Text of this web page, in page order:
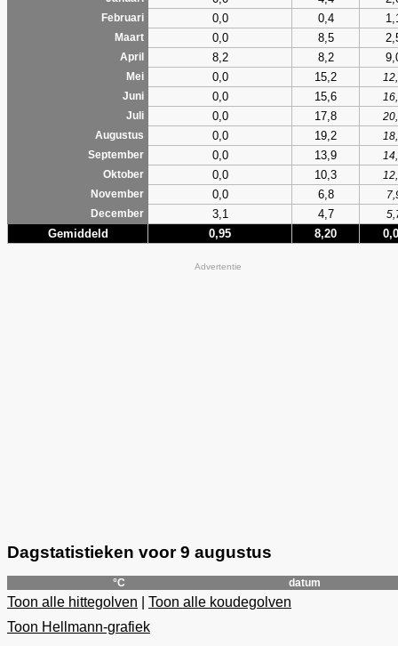
Februari 0,0 0,4
Maart 0,0 8,5
April 8,2 8,2
Mei 0,0 15,2
Juni
0,0 15,6
Juli
0,0 17,8
Augustus
0,0 19,2
September
0,0 13,9
Oktober
0,0 10,3
November
0,0 6,8
December
3,1 4,7
Gemiddeld 0,95 8,20
Advertentie
Dagstatistieken voor 9 augustus
°C datum
Toon alle hittegolven
Toon alle koudegolven
Toon Hellmann-grafiek